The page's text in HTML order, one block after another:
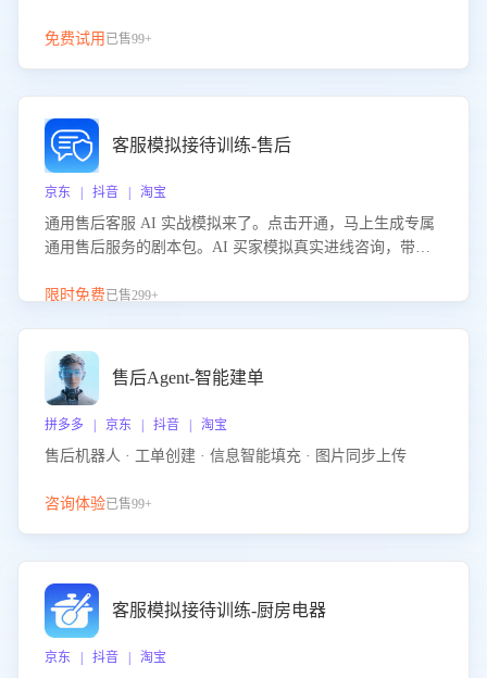
免费试用 已售99+
客服模拟接待训练-售后
京东 | 抖音 | 淘宝
通用售后客服 AI 实战模拟来了。点击开通，马上生成专属
通用售后服务的剧本包。AI 买家模拟真实进线咨询，带您
的应对要点，轻松提升服务能力。
限时免费已售299+
售后Agent-智能建单
拼多多 | 京东 | 抖音 | 淘宝
售后机器人 · 工单创建 · 信息智能填充 · 图片同步上传
咨询体验已售99+
客服模拟接待训练-厨房电器
京东 | 抖音 | 淘宝